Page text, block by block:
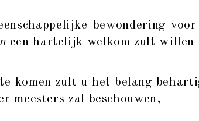
bewondering voor
een hartelijk welkom zult willen
komen zult u het belang
meesters zal beschouwen,